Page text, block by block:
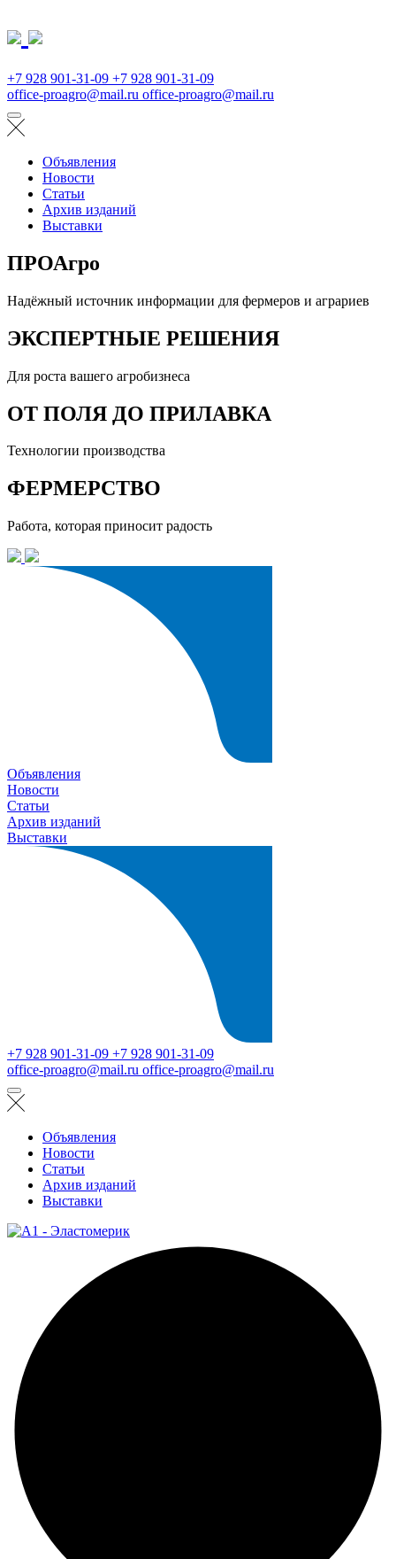
+7 928 901-31-09 +7 928 901-31-09
office-proagro@mail.ru office-proagro@mail.ru
Объявления
Новости
Статьи
Архив изданий
Выставки
ПРОАгро
Надёжный источник информации для фермеров и аграриев
ЭКСПЕРТНЫЕ РЕШЕНИЯ
Для роста вашего агробизнеса
ОТ ПОЛЯ ДО ПРИЛАВКА
Технологии производства
ФЕРМЕРСТВО
Работа, которая приносит радость
Объявления
Новости
Статьи
Архив изданий
Выставки
+7 928 901-31-09 +7 928 901-31-09
office-proagro@mail.ru office-proagro@mail.ru
Объявления
Новости
Статьи
Архив изданий
Выставки